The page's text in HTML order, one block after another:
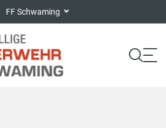
FF Schwaming